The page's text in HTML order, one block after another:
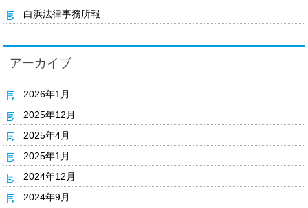
白浜法律事務所報
アーカイブ
2026年1月
2025年12月
2025年4月
2025年1月
2024年12月
2024年9月